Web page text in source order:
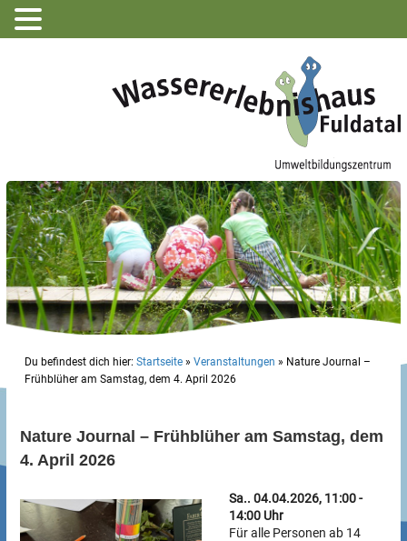
Du befindest dich hier: Startseite » Veranstaltungen » Nature Journal –
Frühblüher am Samstag, dem 4. April 2026
Nature Journal – Frühblüher am Samstag, dem
4. April 2026
Sa.. 04.04.2026, 11:00 -
14:00 Uhr
Für alle Personen ab 14